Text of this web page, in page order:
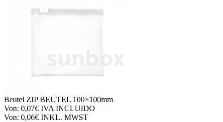
Beutel ZIP BEUTEL 100×100mm
Von: 0,07€ IVA INCLUIDO
Von: 0,06€ INKL. MWST